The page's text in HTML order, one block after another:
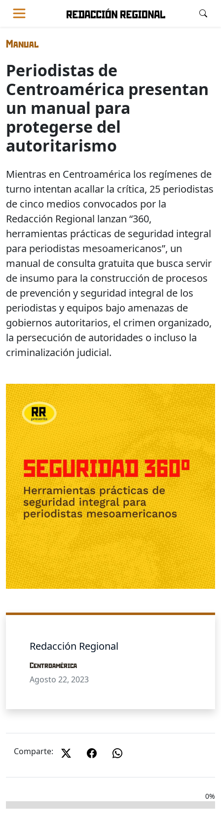
Manual
Periodistas de
Centroamérica presentan
un manual para
protegerse del
autoritarismo
Mientras en Centroamérica los regímenes de
turno intentan acallar la crítica, 25 periodistas
de cinco medios convocados por la
Redacción Regional lanzan “360,
herramientas prácticas de seguridad integral
para periodistas mesoamericanos”, un
manual de consulta gratuita que busca servir
de insumo para la construcción de procesos
de prevención y seguridad integral de los
periodistas y equipos bajo amenazas de
gobiernos autoritarios, el crimen organizado,
la persecución de autoridades o incluso la
criminalización judicial.
Redacción Regional
Centroamérica
Agosto 22, 2023
Comparte:
0%